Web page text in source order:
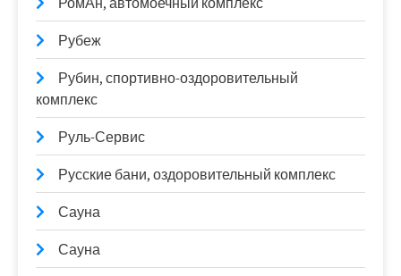
Рубеж
Рубин, спортивно-оздоровительный
комплекс
Руль-Сервис
Русские бани, оздоровительный комплекс
Сауна
Сауна